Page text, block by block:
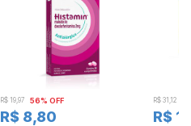
R$ 19,97 56% OFF
R$ 8,80
R$ 31,12
R$